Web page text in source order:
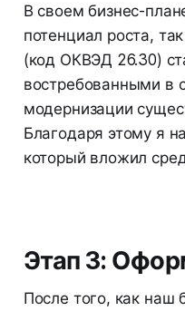
В своем бизнес-
потенциал роста,
(код ОКВЭД 26.30)
востребованными в
модернизации
Благодаря этому я
который вложил
Этап 3:
После того, как наш